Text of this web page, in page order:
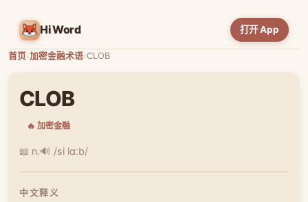
HiWord 打开 App
首页›加密金融术语›CLOB
CLOB
🔥 加密金融
📖 n.🔊 /si lɑːb/
中文释义